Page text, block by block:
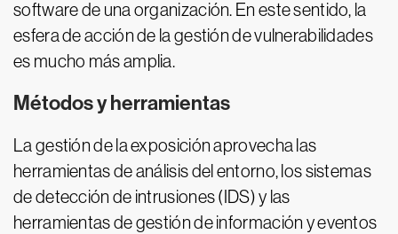
software de una organización. En este sentido, la
esfera de acción de la gestión de vulnerabilidades
es mucho más amplia.
Métodos y herramientas
La gestión de la exposición aprovecha las
herramientas de análisis del entorno, los sistemas
de detección de intrusiones (IDS) y las
herramientas de gestión de información y eventos